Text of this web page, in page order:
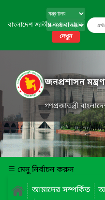
বাংলাদেশ জাতীয় তথ্য বাতায়ন
দেখুন
জনপ্রশাসন
গণপ্রজাতন্ত্রী
মেনু নির্বাচন করুন
আমাদের সম্পর্কিত